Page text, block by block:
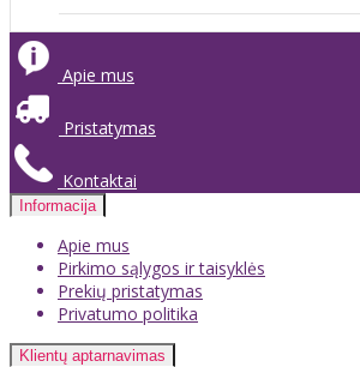
Apie mus
Pristatymas
Kontaktai
Informacija
Apie mus
Pirkimo sąlygos ir taisyklės
Prekių pristatymas
Privatumo politika
Klientų aptarnavimas